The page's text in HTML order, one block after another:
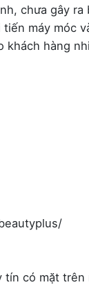
chưa gây
máy móc
hàng
tín có mặt